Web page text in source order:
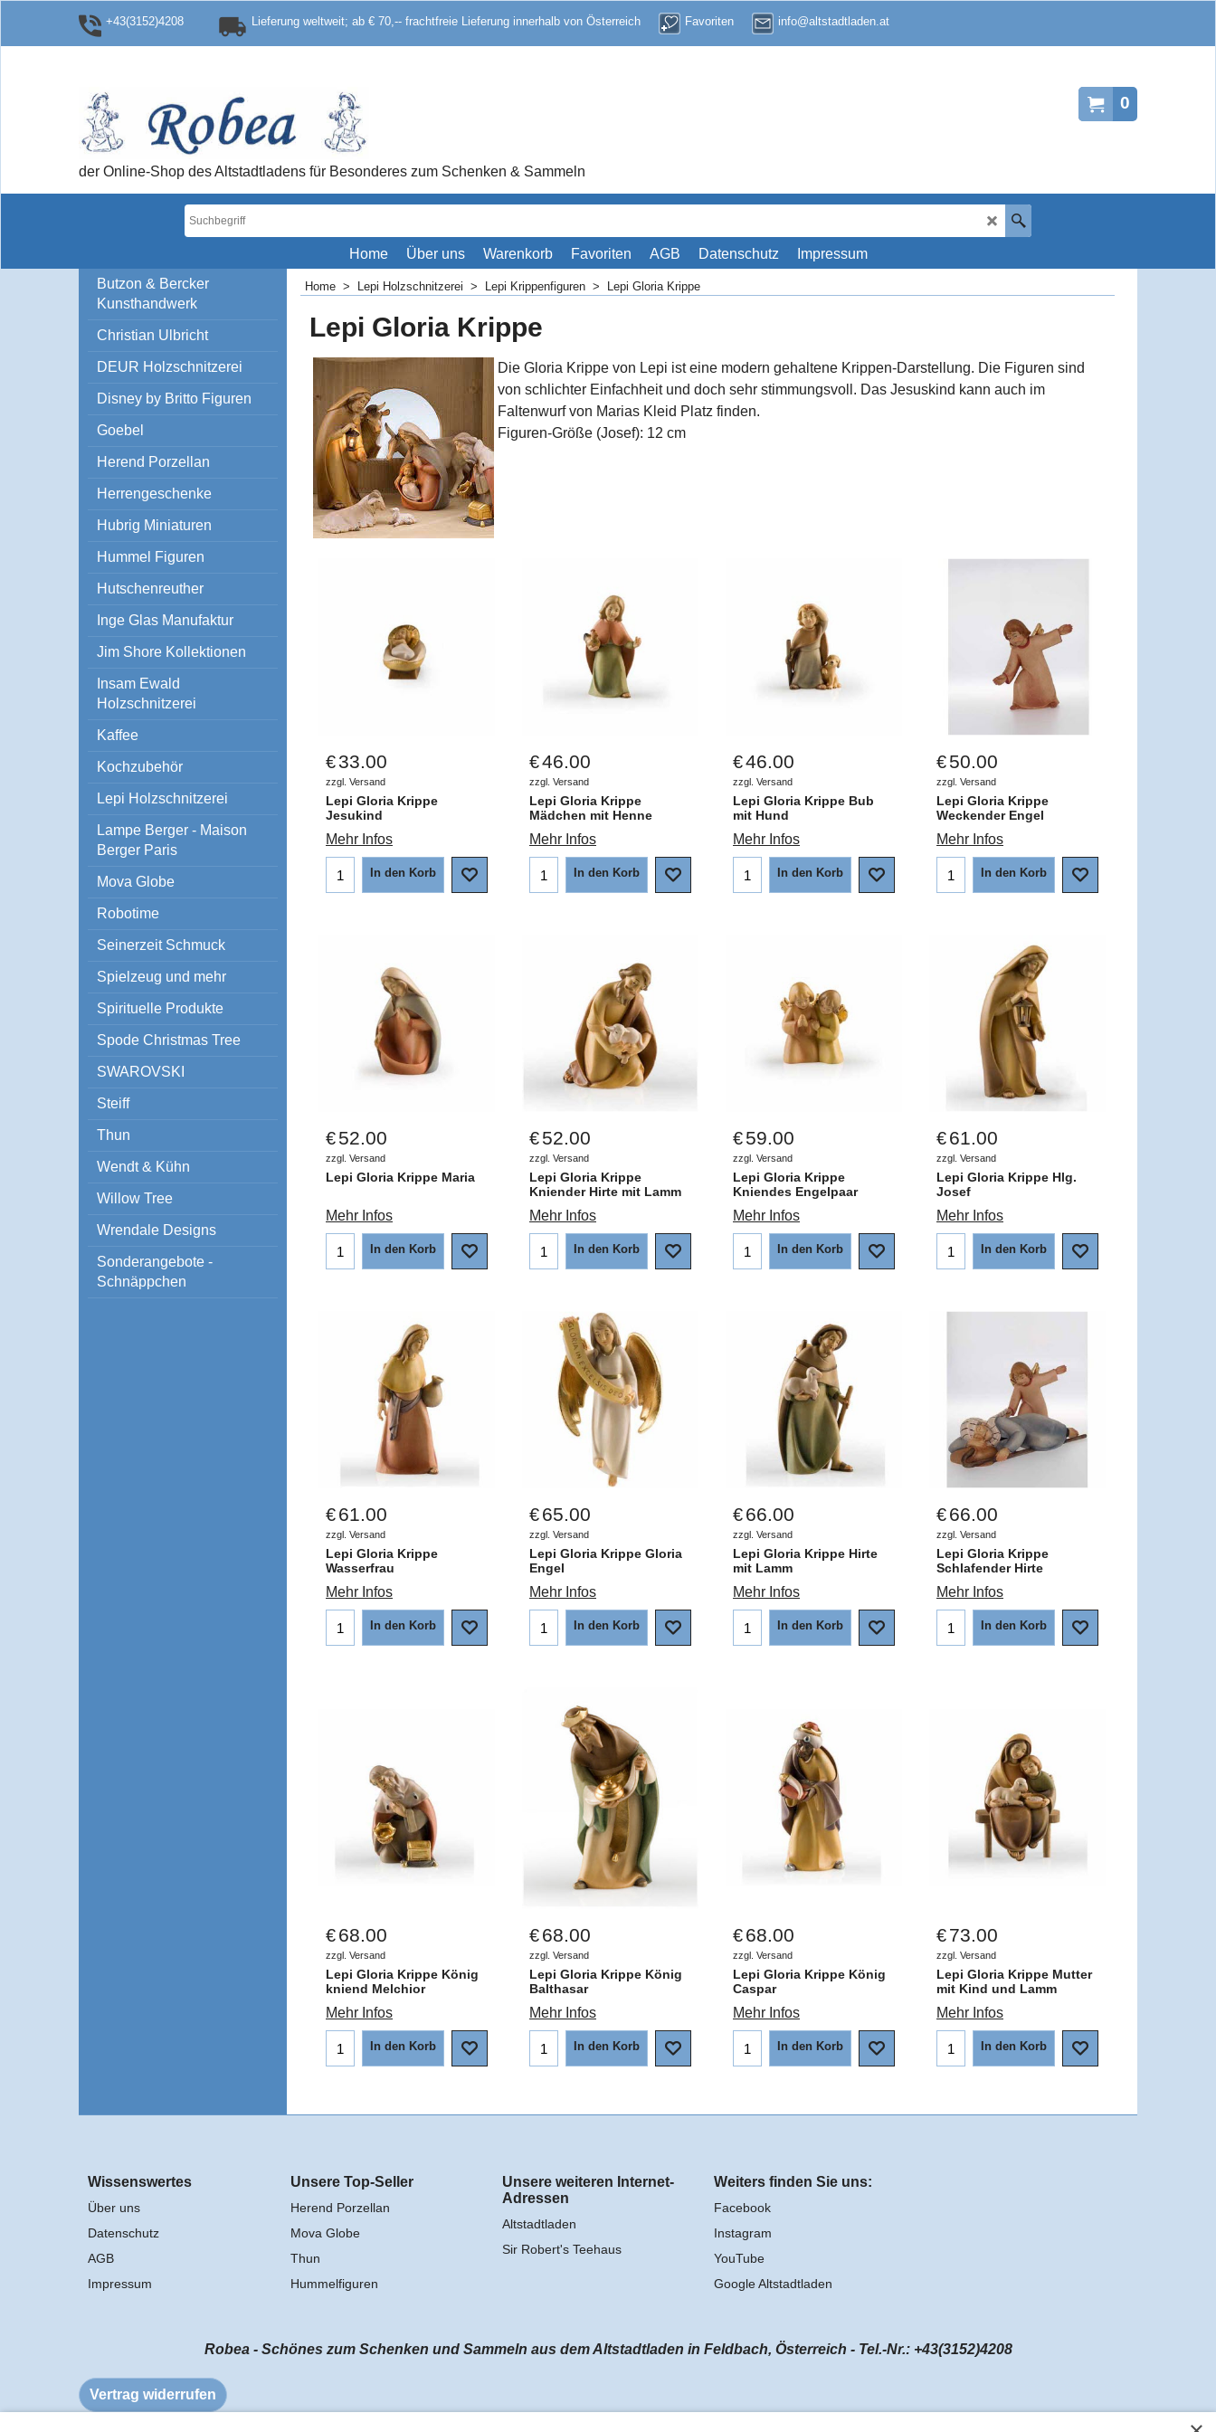
+43(3152)4208 Lieferung weltweit; ab € 70,-- frachtfreie Lieferung innerhalb von Österreich Favoriten info@altstadtladen.at
0
der Online-Shop des Altstadtladens für Besonderes zum Schenken & Sammeln
Home Über uns Warenkorb Favoriten AGB Datenschutz
Impressum
Butzon & Bercker
Kunsthandwerk
Christian Ulbricht
DEUR Holzschnitzerei
Disney by Britto Figuren
Goebel
Herend Porzellan
Herrengeschenke
Hubrig Miniaturen
Hummel Figuren
Hutschenreuther
Inge Glas Manufaktur
Jim Shore Kollektionen
Insam Ewald
Holzschnitzerei
Kaffee
Kochzubehör
Lepi Holzschnitzerei
Lampe Berger - Maison
Berger Paris
Mova Globe
Robotime
Seinerzeit Schmuck
Spielzeug und mehr
Spirituelle Produkte
Spode Christmas Tree
SWAROVSKI
Steiff
Thun
Wendt & Kühn
Willow Tree
Wrendale Designs
Sonderangebote -
Schnäppchen
Home > Lepi Holzschnitzerei > Lepi Krippenfiguren > Lepi Gloria Krippe
Lepi Gloria Krippe
Die Gloria Krippe von Lepi ist eine modern gehaltene Krippen-Darstellung. Die Figuren sind
von schlichter Einfachheit und doch sehr stimmungsvoll. Das Jesuskind kann auch im
Faltenwurf von Marias Kleid Platz finden.
Figuren-Größe (Josef): 12 cm
€33.00
zzgl. Versand
Lepi Gloria Krippe
Jesukind
Mehr Infos
In den Korb
€46.00
zzgl. Versand
Lepi Gloria Krippe
Mädchen mit Henne
Mehr Infos
In den Korb
€46.00
zzgl. Versand
Lepi Gloria Krippe Bub
mit Hund
Mehr Infos
In den Korb
€50.00
zzgl. Versand
Lepi Gloria Krippe
Weckender Engel
Mehr Infos
In den Korb
€52.00
zzgl. Versand
Lepi Gloria Krippe Maria
Mehr Infos
In den Korb
€52.00
zzgl. Versand
Lepi Gloria Krippe
Kniender Hirte mit Lamm
Mehr Infos
In den Korb
€59.00
zzgl. Versand
Lepi Gloria Krippe
Kniendes Engelpaar
Mehr Infos
In den Korb
€61.00
zzgl. Versand
Lepi Gloria Krippe Hlg.
Josef
Mehr Infos
In den Korb
€61.00
zzgl. Versand
Lepi Gloria Krippe
Wasserfrau
Mehr Infos
In den Korb
€65.00
zzgl. Versand
Lepi Gloria Krippe Gloria
Engel
Mehr Infos
In den Korb
€66.00
zzgl. Versand
Lepi Gloria Krippe Hirte
mit Lamm
Mehr Infos
In den Korb
€66.00
zzgl. Versand
Lepi Gloria Krippe
Schlafender Hirte
Mehr Infos
In den Korb
€68.00
zzgl. Versand
Lepi Gloria Krippe König
kniend Melchior
Mehr Infos
In den Korb
€68.00
zzgl. Versand
Lepi Gloria Krippe König
Balthasar
Mehr Infos
In den Korb
€68.00
zzgl. Versand
Lepi Gloria Krippe König
Caspar
Mehr Infos
In den Korb
€73.00
zzgl. Versand
Lepi Gloria Krippe Mutter
mit Kind und Lamm
Mehr Infos
In den Korb
Wissenswertes
Über uns
Datenschutz
AGB
Impressum
Unsere Top-Seller
Herend Porzellan
Mova Globe
Thun
Hummelfiguren
Unsere weiteren Internet-
Adressen
Altstadtladen
Sir Robert's Teehaus
Weiters finden Sie uns:
Facebook
Instagram
YouTube
Google Altstadtladen
Robea - Schönes zum Schenken und Sammeln aus dem Altstadtladen in Feldbach, Österreich - Tel.-Nr.: +43(3152)4208
Vertrag widerrufen